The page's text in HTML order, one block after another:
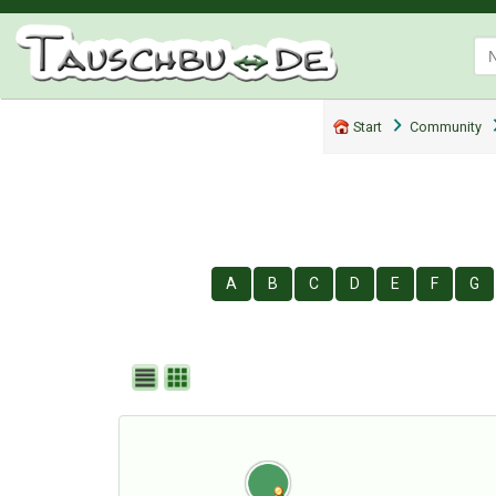
Start Community
A B C D E F G